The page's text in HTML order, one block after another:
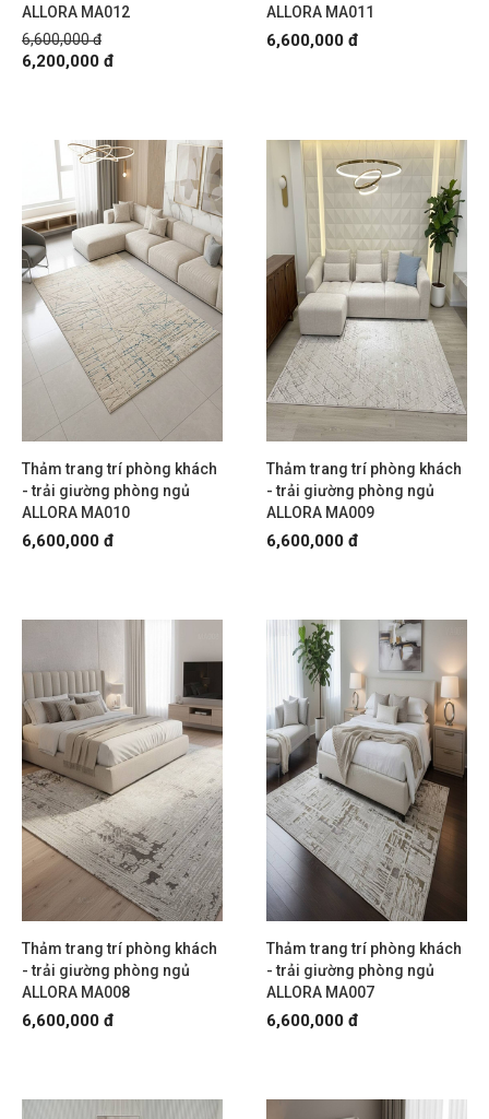
ALLORA MA012
6,600,000 đ
6,200,000 đ
ALLORA MA011
6,600,000 đ
Thảm trang trí phòng khách
- trải giường phòng ngủ
ALLORA MA010
6,600,000 đ
Thảm trang trí phòng khách
- trải giường phòng ngủ
ALLORA MA009
6,600,000 đ
Thảm trang trí phòng khách
- trải giường phòng ngủ
ALLORA MA008
6,600,000 đ
Thảm trang trí phòng khách
- trải giường phòng ngủ
ALLORA MA007
6,600,000 đ